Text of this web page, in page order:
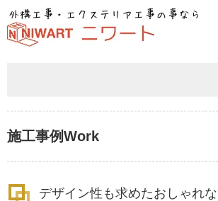
施工事例Work
デザイン性も求めたおしゃれ